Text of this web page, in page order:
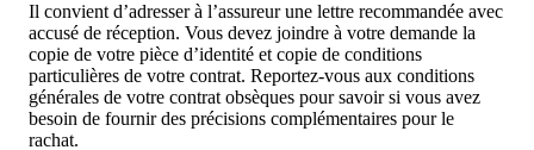
Il convient d’adresser à l’assureur une lettre recommandée avec
accusé de réception. Vous devez joindre à votre demande la
copie de votre pièce d’identité et copie de conditions
particulières de votre contrat. Reportez-vous aux conditions
générales de votre contrat obsèques pour savoir si vous avez
besoin de fournir des précisions complémentaires pour le
rachat.